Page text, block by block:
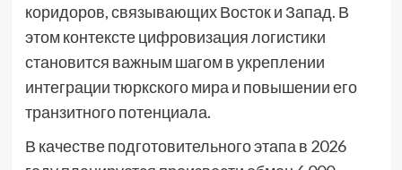
коридоров, связывающих Восток и Запад. В
этом контексте цифровизация логистики
становится важным шагом в укреплении
интеграции тюркского мира и повышении его
транзитного потенциала.
В качестве подготовительного этапа в 2026